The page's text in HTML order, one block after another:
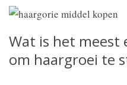
Wat is het meest
om haargroei te